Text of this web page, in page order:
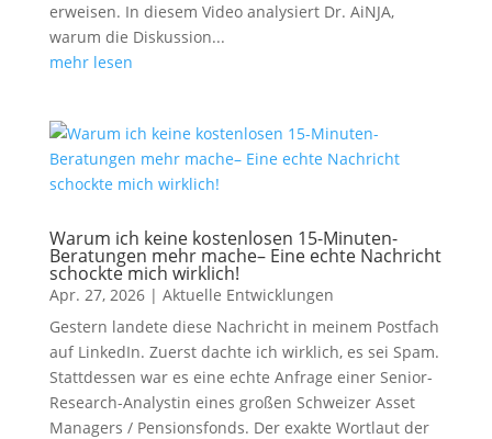
erweisen. In diesem Video analysiert Dr. AiNJA,
warum die Diskussion...
mehr lesen
Warum ich keine kostenlosen 15-Minuten-
Beratungen mehr mache– Eine echte Nachricht
schockte mich wirklich!
Apr. 27, 2026| Aktuelle Entwicklungen
Gestern landete diese Nachricht in meinem Postfach
auf LinkedIn. Zuerst dachte ich wirklich, es sei Spam.
Stattdessen war es eine echte Anfrage einer Senior-
Research-Analystin eines großen Schweizer Asset
Managers / Pensionsfonds. Der exakte Wortlaut der